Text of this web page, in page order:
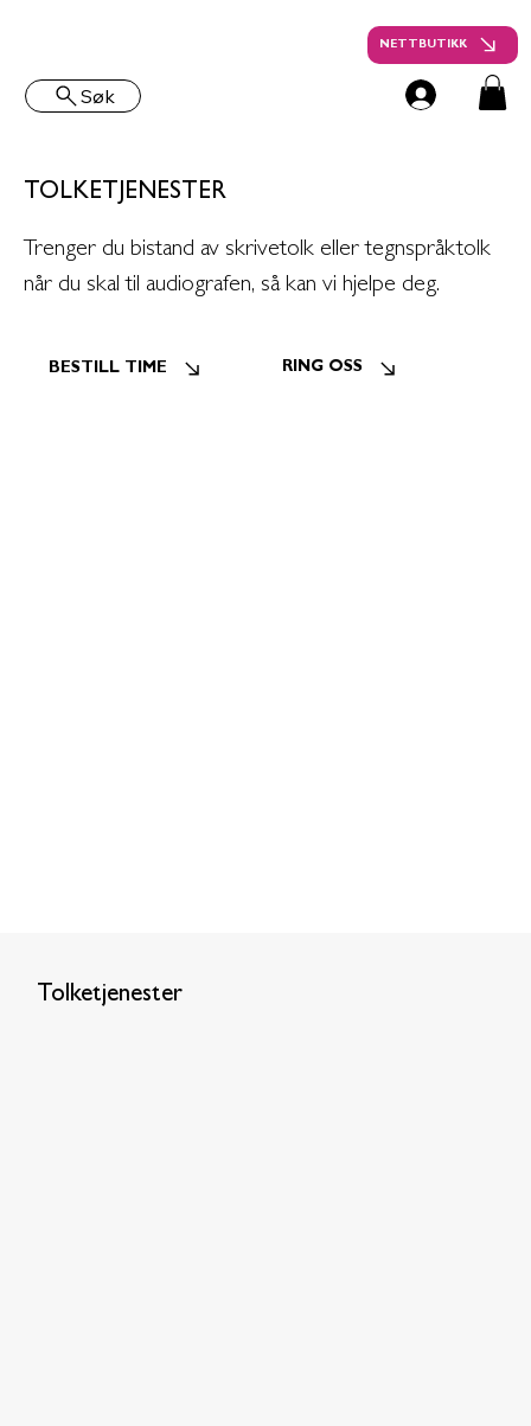
Søk
NETTBUTIKK
TOLKETJENESTER
Trenger du bistand av skrivetolk eller tegnspråktolk
når du skal til audiografen, så kan vi hjelpe deg.
BESTILL TIME RING OSS
Tolketjenester